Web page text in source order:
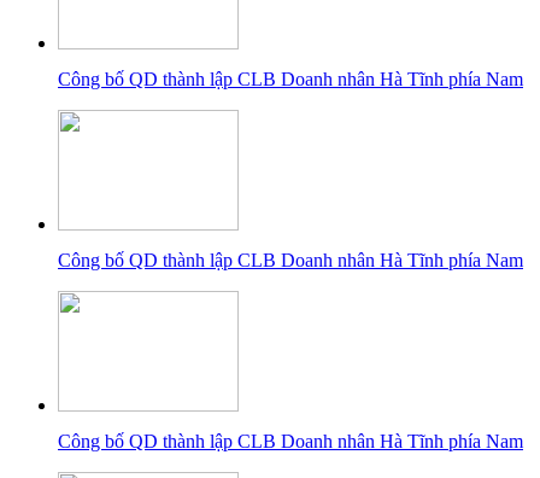
Công bố QD thành lập CLB Doanh nhân Hà Tĩnh phía Nam
Công bố QD thành lập CLB Doanh nhân Hà Tĩnh phía Nam
Công bố QD thành lập CLB Doanh nhân Hà Tĩnh phía Nam